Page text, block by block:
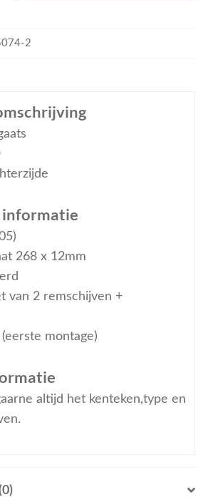
2
informatie
268 x 12mm
van 2 remschijven +
montage)
altijd het kenteken,type en